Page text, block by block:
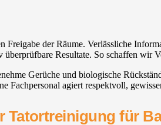
der Räume. Verlässliche
Resultate. So schaffen wir
Gerüche und biologische
Fachpersonal agiert respektvoll,
Tatortreinigung für